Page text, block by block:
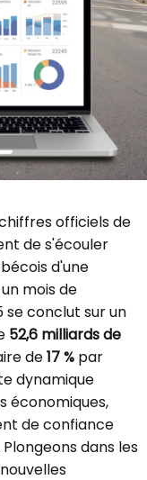
officiels de
de s'écouler
d'une
mois de
se conclut sur un
52,6 milliards de
de17 % par
dynamique
économiques,
de confiance
dans les